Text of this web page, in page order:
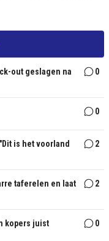
out geslagen na
0
0
is het voorland
2
taferelen en laat
2
kopers juist
0